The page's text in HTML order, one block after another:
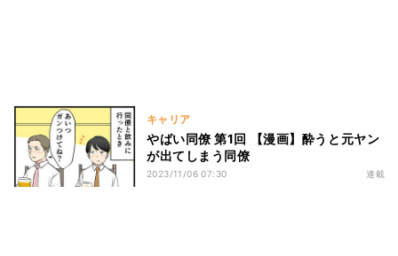
キャリア
やばい同僚 第1回 【漫画】酔うと元ヤン
が出てしまう同僚
2023/11/06 07:30 連載